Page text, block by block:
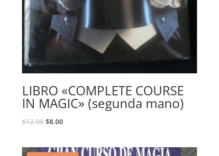
LIBRO «COMPLETE COURSE
IN MAGIC» (segunda mano)
$12.00 $8.00